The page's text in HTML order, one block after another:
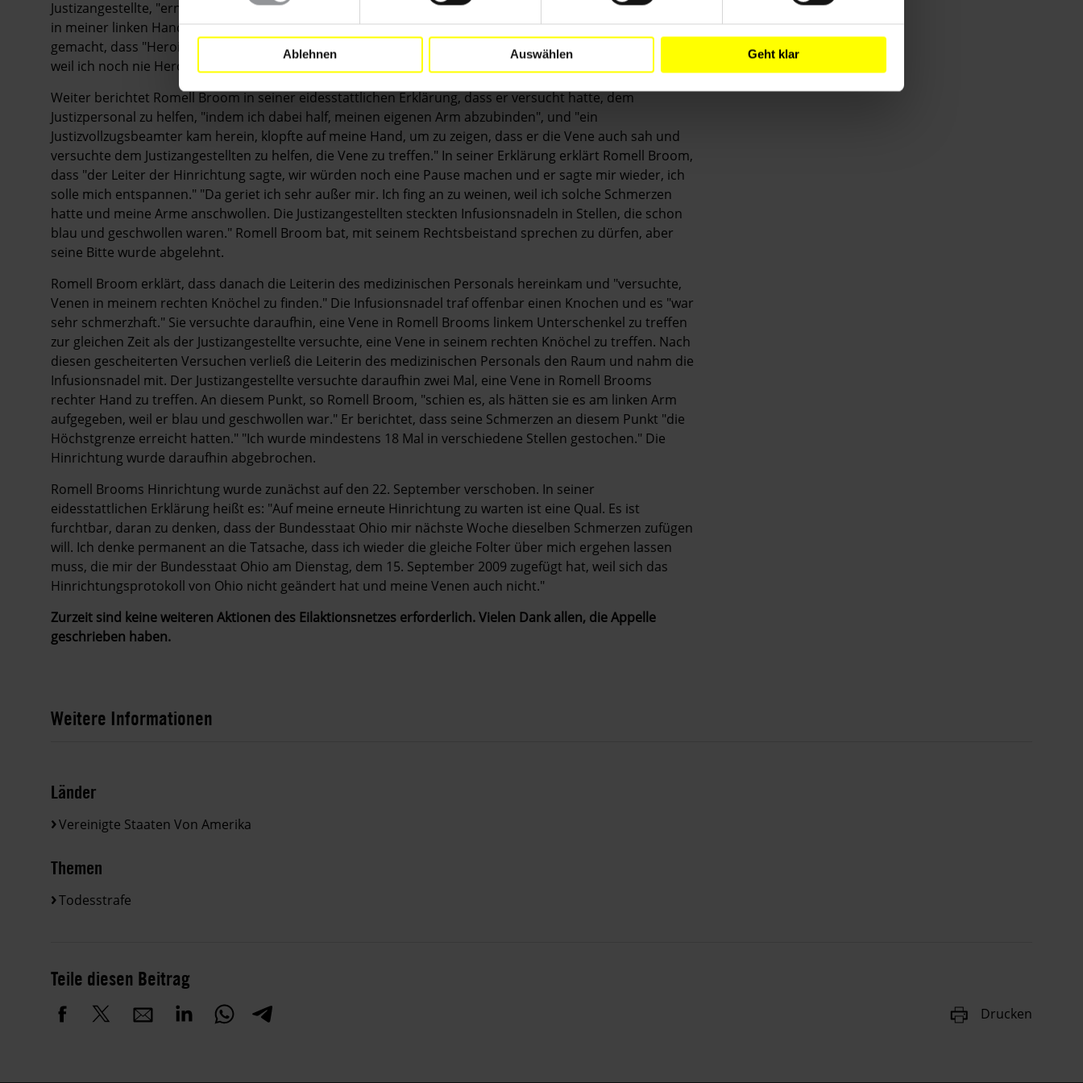
Ablehnen Auswählen Geht klar
Justizangestellte, "erneut, die Vene in meiner linken Armbeuge zu treffen und versuchte es dann drei Mal
in meiner linken Hand." Romell Broom berichtet weiter, die Justizangestellte habe die Bemerkung
gemacht, dass "Heroinkonsum meine Venen beeinträchtigt hat." "Ich war wütend über diese Bemerkung,
weil ich noch nie Heroin oder andere intravenöse Drogen konsumiert habe."
Weiter berichtet Romell Broom in seiner eidesstattlichen Erklärung, dass er versucht hatte, dem
Justizpersonal zu helfen, "indem ich dabei half, meinen eigenen Arm abzubinden", und "ein
Justizvollzugsbeamter kam herein, klopfte auf meine Hand, um zu zeigen, dass er die Vene auch sah und
versuchte dem Justizangestellten zu helfen, die Vene zu treffen." In seiner Erklärung erklärt Romell Broom,
dass "der Leiter der Hinrichtung sagte, wir würden noch eine Pause machen und er sagte mir wieder, ich
solle mich entspannen." "Da geriet ich sehr außer mir. Ich fing an zu weinen, weil ich solche Schmerzen
hatte und meine Arme anschwollen. Die Justizangestellten steckten Infusionsnadeln in Stellen, die schon
blau und geschwollen waren." Romell Broom bat, mit seinem Rechtsbeistand sprechen zu dürfen, aber
seine Bitte wurde abgelehnt.
Romell Broom erklärt, dass danach die Leiterin des medizinischen Personals hereinkam und "versuchte,
Venen in meinem rechten Knöchel zu finden." Die Infusionsnadel traf offenbar einen Knochen und es "war
sehr schmerzhaft." Sie versuchte daraufhin, eine Vene in Romell Brooms linkem Unterschenkel zu treffen
zur gleichen Zeit als der Justizangestellte versuchte, eine Vene in seinem rechten Knöchel zu treffen. Nach
diesen gescheiterten Versuchen verließ die Leiterin des medizinischen Personals den Raum und nahm die
Infusionsnadel mit. Der Justizangestellte versuchte daraufhin zwei Mal, eine Vene in Romell Brooms
rechter Hand zu treffen. An diesem Punkt, so Romell Broom, "schien es, als hätten sie es am linken Arm
aufgegeben, weil er blau und geschwollen war." Er berichtet, dass seine Schmerzen an diesem Punkt "die
Höchstgrenze erreicht hatten." "Ich wurde mindestens 18 Mal in verschiedene Stellen gestochen." Die
Hinrichtung wurde daraufhin abgebrochen.
Romell Brooms Hinrichtung wurde zunächst auf den 22. September verschoben. In seiner
eidesstattlichen Erklärung heißt es: "Auf meine erneute Hinrichtung zu warten ist eine Qual. Es ist
furchtbar, daran zu denken, dass der Bundesstaat Ohio mir nächste Woche dieselben Schmerzen zufügen
will. Ich denke permanent an die Tatsache, dass ich wieder die gleiche Folter über mich ergehen lassen
muss, die mir der Bundesstaat Ohio am Dienstag, dem 15. September 2009 zugefügt hat, weil sich das
Hinrichtungsprotokoll von Ohio nicht geändert hat und meine Venen auch nicht."
Zurzeit sind keine weiteren Aktionen des Eilaktionsnetzes erforderlich. Vielen Dank allen, die Appelle
geschrieben haben.
Weitere Informationen
Länder
Vereinigte Staaten Von Amerika
Themen
Todesstrafe
Teile diesen Beitrag
Drucken